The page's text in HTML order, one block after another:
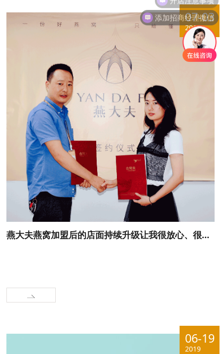
07-03
2019
燕大夫燕窝加盟后的店面持续升级让我很放心、很信任
06-19
2019
添加招商经理微信